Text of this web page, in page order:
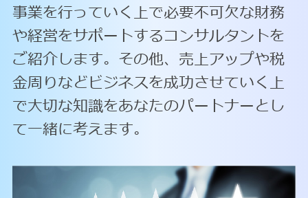
事業を行っていく上で必要不可欠な財務
や経営をサポートするコンサルタントを
ご紹介します。その他、売上アップや税
金周りなどビジネスを成功させていく上
で大切な知識をあなたのパートナーとし
て一緒に考えます。